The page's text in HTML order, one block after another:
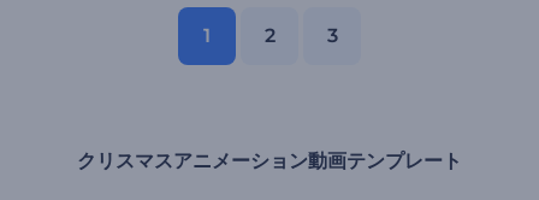
1 2 3
クリスマスアニメーション動画テンプレート